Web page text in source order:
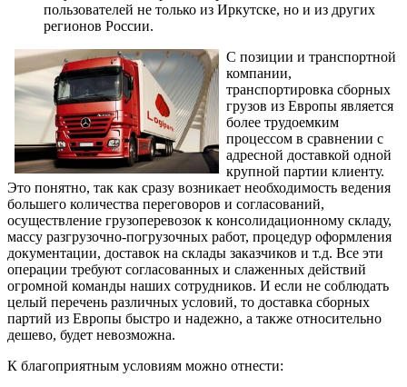
пользователей не только из Иркутске, но и из других
регионов России.
С позиции и транспортной
компании,
транспортировка сборных
грузов из Европы является
более трудоемким
процессом в сравнении с
адресной доставкой одной
крупной партии клиенту.
Это понятно, так как сразу возникает необходимость ведения
большего количества переговоров и согласований,
осуществление грузоперевозок к консолидационному складу,
массу разгрузочно-погрузочных работ, процедур оформления
документации, доставок на склады заказчиков и т.д. Все эти
операции требуют согласованных и слаженных действий
огромной команды наших сотрудников. И если не соблюдать
целый перечень различных условий, то доставка сборных
партий из Европы быстро и надежно, а также относительно
дешево, будет невозможна.
К благоприятным условиям можно отнести: